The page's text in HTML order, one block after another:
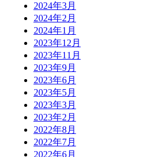
2024年3月
2024年2月
2024年1月
2023年12月
2023年11月
2023年9月
2023年6月
2023年5月
2023年3月
2023年2月
2022年8月
2022年7月
2022年6月